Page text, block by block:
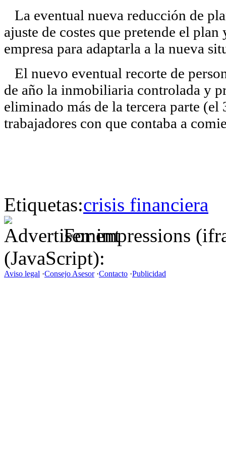
La eventual nueva reducción de
ajuste de costes que pretende el
empresa para adaptarla a la nueva
El nuevo eventual recorte de
de año la inmobiliaria controlada y
eliminado más de la tercera parte
trabajadores con que contaba a
Etiquetas:crisis financiera
For impressions
(JavaScript):
Aviso legal ·Consejo Asesor·Contacto ·Publicidad